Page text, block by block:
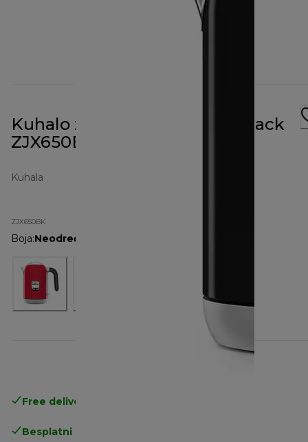
Kuhalo za vodu kMix od 1 L Black
ZJX650BK
Kuhala
ZJX650BK
Boja:Neodređeno
Free delivery in 1-3 days
Besplatni povrati